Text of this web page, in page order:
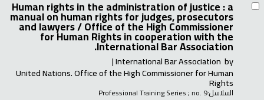
Human rights in the administration of justice : a
manual on human rights for judges, prosecutors
and lawyers /Office of the High Commissioner
for Human Rights in cooperation with the
International Bar Association.
by
International Bar Association
United Nations. Office of the High Commissioner for Human
Rights
السلاسل: Professional Training Series; no. 9